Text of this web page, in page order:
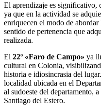
El aprendizaje es
ya que en la actividad se
enriquecen el modo de
sentido de pertenencia que
realizada.
El 22º «Faro de Campo» ya
cultural en Colonia,
historia e idiosincrasia del lugar.
localidad ubicada en el
al sudoeste del departamento,
Santiago del Estero.